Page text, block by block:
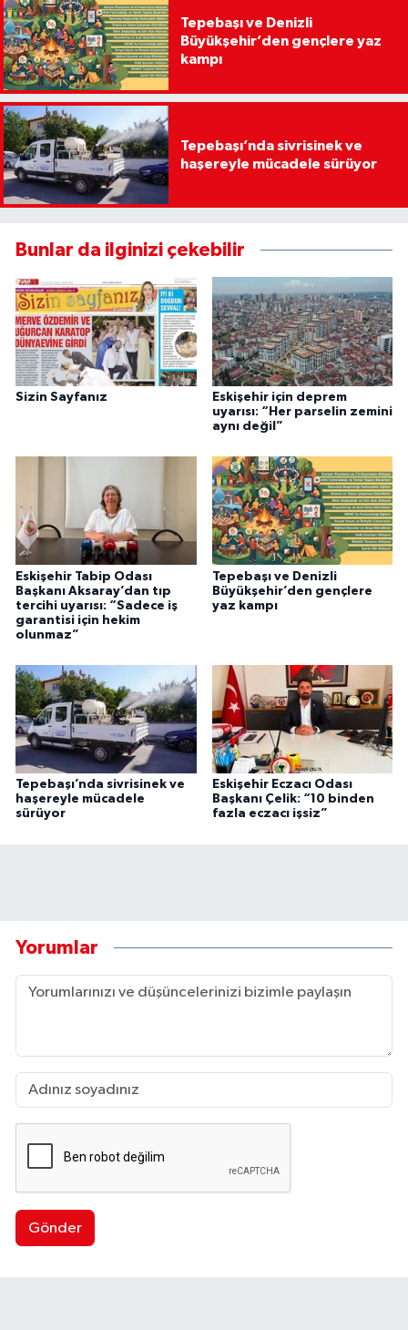
Tepebaşı ve Denizli
Büyükşehir’den gençlere yaz
kampı
Tepebaşı’nda sivrisinek ve
haşereyle mücadele sürüyor
Bunlar da ilginizi çekebilir
Sizin Sayfanız
Eskişehir için deprem
uyarısı: “Her parselin zemini
aynı değil”
Eskişehir Tabip Odası
Başkanı Aksaray’dan tıp
tercihi uyarısı: “Sadece iş
garantisi için hekim
olunmaz”
Tepebaşı ve Denizli
Büyükşehir’den gençlere
yaz kampı
Tepebaşı’nda sivrisinek ve
haşereyle mücadele
sürüyor
Eskişehir Eczacı Odası
Başkanı Çelik: “10 binden
fazla eczacı işsiz”
Yorumlar
Gönder